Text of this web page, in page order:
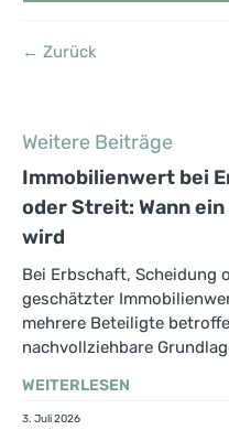
← Zurück
Weitere Beiträge
Immobilienwert bei
oder Streit: Wann
wird
Bei Erbschaft, Scheidung
geschätzter
mehrere Beteiligte
nachvollziehbare
WEITERLESEN
3. Juli 2026